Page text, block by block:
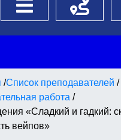
Боковое менюСхема
/Список преподавателей /
работа /
«Сладкий и гадкий:
вейпов»